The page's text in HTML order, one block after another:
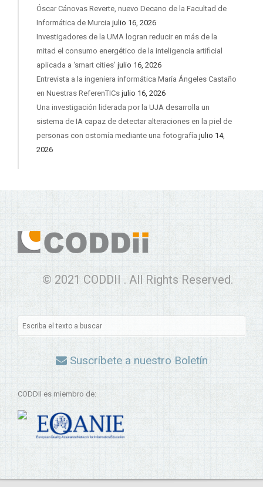
Óscar Cánovas Reverte, nuevo Decano de la Facultad de
Informática de Murcia julio 16, 2026
Investigadores de la UMA logran reducir en más de la
mitad el consumo energético de la inteligencia artificial
aplicada a ‘smart cities’ julio 16, 2026
Entrevista a la ingeniera informática María Ángeles Castaño
en Nuestras ReferenTICs julio 16, 2026
Una investigación liderada por la UJA desarrolla un
sistema de IA capaz de detectar alteraciones en la piel de
personas con ostomía mediante una fotografía julio 14,
2026
© 2021 CODDII . All Rights Reserved.
Suscríbete a nuestro Boletín
CODDII es miembro de: